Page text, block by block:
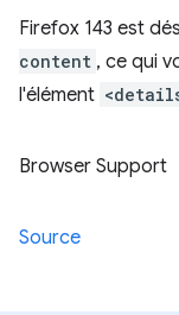
Firefox 143 est
content , ce qui
l'élément
Browser Support
Source